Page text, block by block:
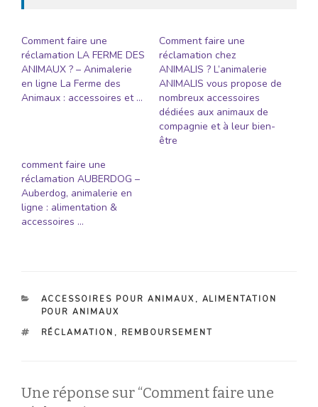
Comment faire une
réclamation LA FERME DES
ANIMAUX ? – Animalerie
en ligne La Ferme des
Animaux : accessoires et …
Comment faire une
réclamation chez
ANIMALIS ? L’animalerie
ANIMALIS vous propose de
nombreux accessoires
dédiées aux animaux de
compagnie et à leur bien-
être
comment faire une
réclamation AUBERDOG –
Auberdog, animalerie en
ligne : alimentation &
accessoires …
CATÉGORIES
ACCESSOIRES POUR ANIMAUX , ALIMENTATION
POUR ANIMAUX
ÉTIQUETTES
RÉCLAMATION , REMBOURSEMENT
Une réponse sur “Comment faire une